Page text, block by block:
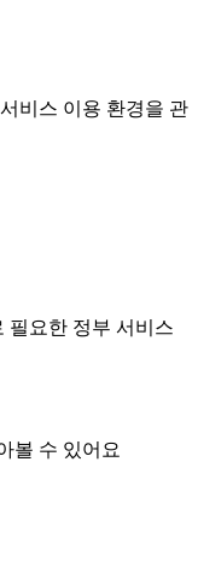
비스 이용 환경을 관
필요한 정부 서비스
볼 수 있어요